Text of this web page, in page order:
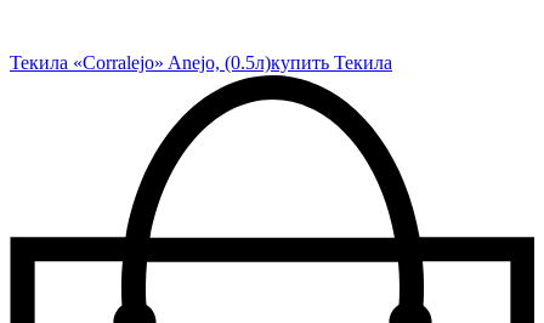
Текила «Corralejo» Anejo, (0.5л)купить Текила